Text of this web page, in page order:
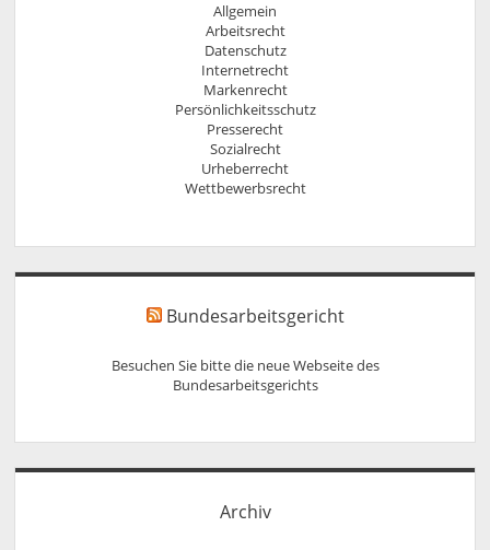
Allgemein
Arbeitsrecht
Datenschutz
Internetrecht
Markenrecht
Persönlichkeitsschutz
Presserecht
Sozialrecht
Urheberrecht
Wettbewerbsrecht
Bundesarbeitsgericht
Besuchen Sie bitte die neue Webseite des
Bundesarbeitsgerichts
Archiv